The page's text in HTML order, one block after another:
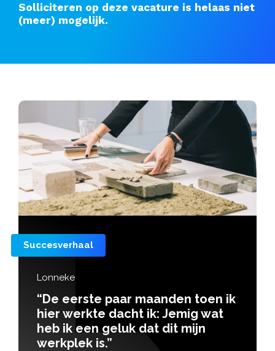
Solliciteren op deze vacature is helaas niet
(meer) mogelijk.
Succesverhaal
Lonneke
“De eerste paar maanden toen ik
hier werkte dacht ik: Jemig wat
heb ik een geluk dat dit mijn
werkplek is.”